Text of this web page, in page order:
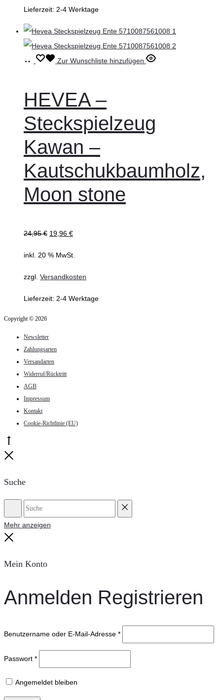
Lieferzeit: 2-4 Werktage
In
Zur Wunschliste hinzufügen
HEVEA –
Steckspielzeug
Kawan –
Kautschukbaumholz,
Moon stone
24,95€ 19,96 €
inkl. 20 % MwSt.
zzgl. Versandkosten
Lieferzeit: 2-4 Werktage
Copyright © 2026
Newsletter
Zahlungsarten
Versandarten
Widerruf/Rücktritt
AGB
Impressum
Kontakt
Cookie-Richtlinie (EU)
Suche
Suche
Mehr anzeigen
Mein Konto
Anmelden Registrieren
Benutzername oder E-Mail-Adresse *
Passwort *
Angemeldet bleiben